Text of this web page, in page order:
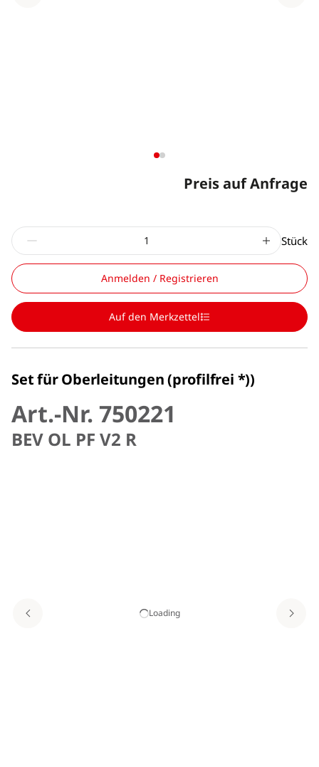
Preis auf Anfrage
Stück
Anmelden / Registrieren
Auf den Merkzettel
Set für Oberleitungen (profilfrei *))
Art.-Nr. 750221
BEV OL PF V2 R
Loading